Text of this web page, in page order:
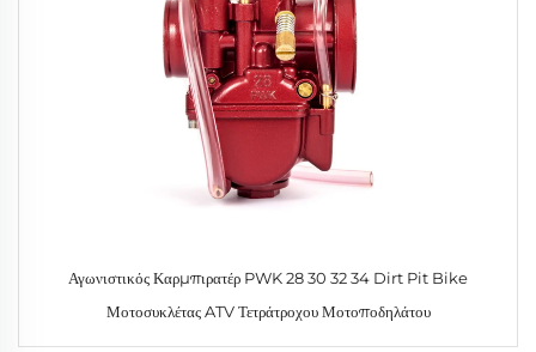
Αγωνιστικός Καρμπιρατέρ PWK 28 30 32 34 Dirt Pit Bike
Μοτοσυκλέτας ATV Τετράτροχου Μοτοποδηλάτου